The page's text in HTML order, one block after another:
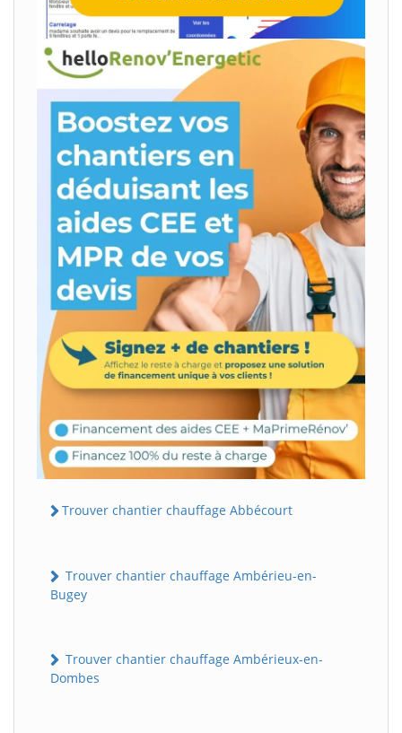
Trouver chantier chauffage Abbécourt
Trouver chantier chauffage Ambérieu-en-
Bugey
Trouver chantier chauffage Ambérieux-en-
Dombes